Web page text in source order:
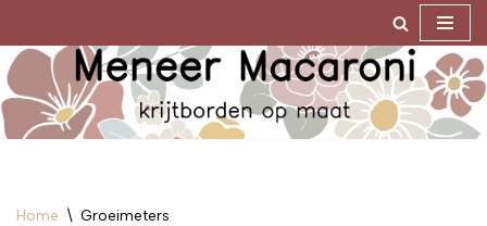
Ga
inhoud
Home \ Groeimeters